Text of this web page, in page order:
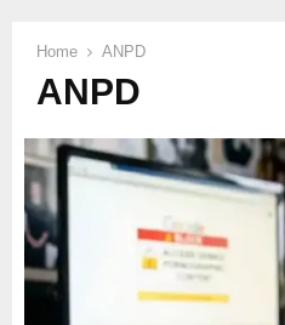
Home ANPD
ANPD